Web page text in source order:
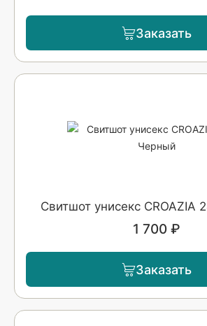
Заказать
Свитшот унисекс CROAZIA
1 700 ₽
Заказать